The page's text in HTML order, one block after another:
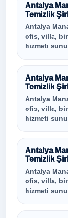
Antalya
Temizlik
Antalya
ofis, villa,
hizmeti
Antalya
Temizlik
Antalya
ofis, villa,
hizmeti
Antalya
Temizlik
Antalya
ofis, villa,
hizmeti